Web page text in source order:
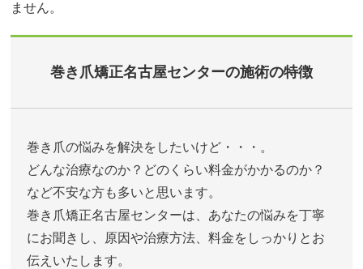
ません。
巻き爪矯正名古屋センターの施術の特徴
巻き爪の悩みを解決をしたいけど・・・。
どんな治療なのか？どのくらい料金がかかるのか？
など不安な方も多いと思います。
巻き爪矯正名古屋センターは、あなたの悩みを丁寧
にお聞きし、原因や治療方法、料金をしっかりとお
伝えいたします。